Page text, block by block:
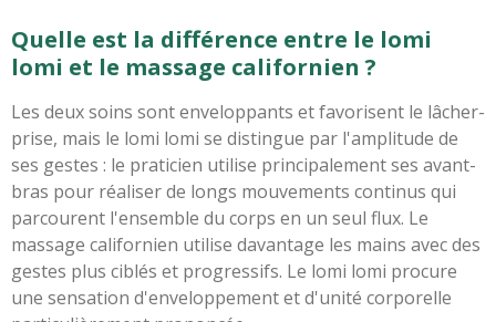
Quelle est la différence entre le lomi
lomi et le massage californien ?
Les deux soins sont enveloppants et favorisent le lâcher-
prise, mais le lomi lomi se distingue par l'amplitude de
ses gestes : le praticien utilise principalement ses avant-
bras pour réaliser de longs mouvements continus qui
parcourent l'ensemble du corps en un seul flux. Le
massage californien utilise davantage les mains avec des
gestes plus ciblés et progressifs. Le lomi lomi procure
une sensation d'enveloppement et d'unité corporelle